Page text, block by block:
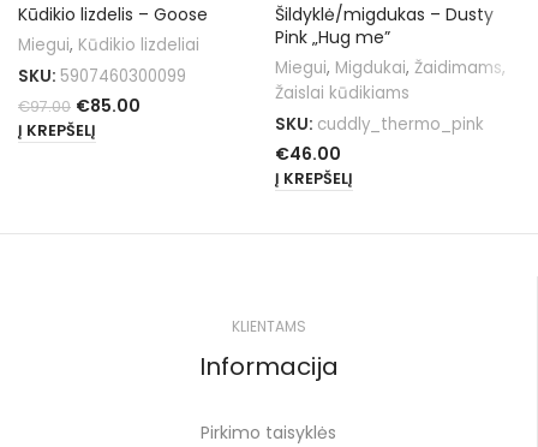
Kūdikio lizdelis – Goose
Miegui, Kūdikio lizdeliai
SKU: 5907460300099
€97.00 €85.00
Į KREPŠELĮ
Šildyklė/migdukas – Dusty
Pink „Hug me”
Miegui, Migdukai, Žaidimams,
Žaislai kūdikiams
SKU: cuddly_thermo_pink
€46.00
Į KREPŠELĮ
KLIENTAMS
Informacija
Pirkimo taisyklės